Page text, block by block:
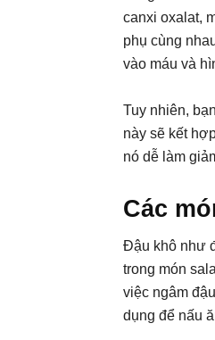
canxi oxalat,
phụ cùng
vào máu và
Tuy nhiên,
này sẽ kết
nó dễ làm
Các
Đậu khô như
trong món
việc ngâm
dụng để nấu